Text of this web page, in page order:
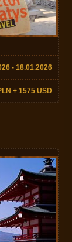
- 18.01.2026
+ 1575 USD